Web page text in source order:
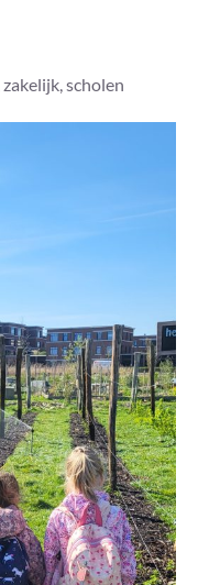
scholen